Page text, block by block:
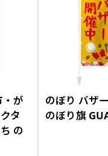
新着順
価格が安
価格が高
・が
タ
の
のぼり バザ
のぼり旗